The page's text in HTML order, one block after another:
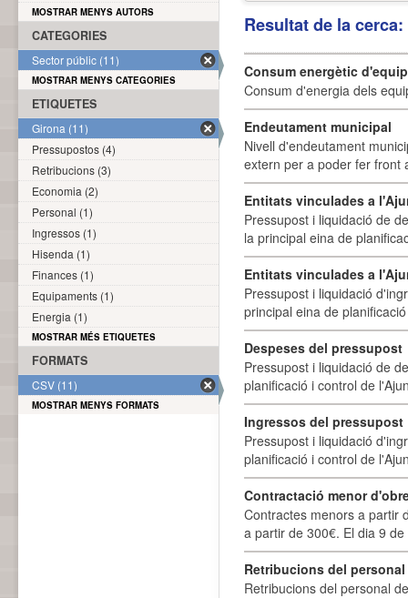
Resultat de la
Consum energètic
Consum d'energia dels
Endeutament municipal
Nivell d'endeutament
extern per a poder fer front
Entitats vinculades a
Pressupost i liquidació de
la principal eina de
Entitats vinculades a
Pressupost i liquidació
principal eina de
Despeses del pressupost
Pressupost i liquidació de
planificació i control de
Ingressos del pressupost
Pressupost i liquidació
planificació i control de
Contractació menor
Contractes menors a partir
a partir de 300€. El dia 9
Retribucions del
Retribucions del personal
MOSTRAR MENYS AUTORS
CATEGORIES
Sector públic (11)
MOSTRAR MENYS CATEGORIES
ETIQUETES
Girona (11)
Pressupostos (4)
Retribucions (3)
Economia (2)
Personal (1)
Ingressos (1)
Hisenda (1)
Finances (1)
Equipaments (1)
Energia (1)
MOSTRAR MÉS ETIQUETES
FORMATS
CSV (11)
MOSTRAR MENYS FORMATS